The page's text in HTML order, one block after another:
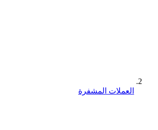
العملات المشفرة